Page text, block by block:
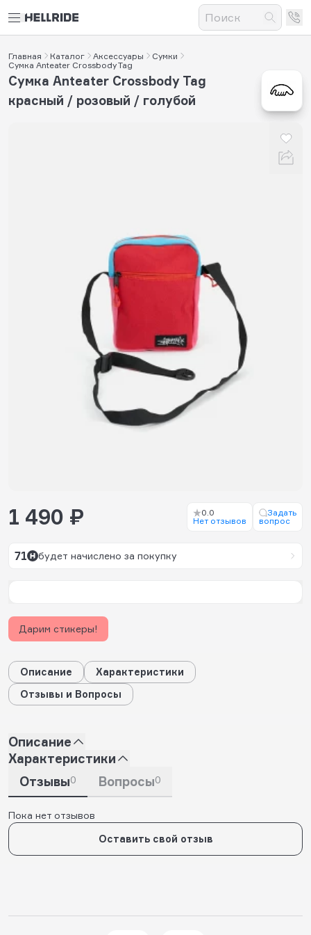
Главная Каталог Аксессуары
Сумки
Сумка Anteater Crossbody Tag
Сумка Anteater Crossbody Tag
красный / розовый / голубой
1 490 ₽
0.0
Нет отзывов
Задать
вопрос
71 будет начислено за покупку
Дарим стикеры!
Описание
Характеристики
Отзывы и Вопросы
Описание
Характеристики
Отзывы0 Вопросы0
Пока нет отзывов
Оставить свой отзыв